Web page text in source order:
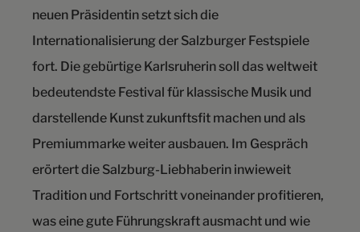
neuen Präsidentin setzt sich die
Internationalisierung der Salzburger Festspiele
fort. Die gebürtige Karlsruherin soll das weltweit
bedeutendste Festival für klassische Musik und
darstellende Kunst zukunftsfit machen und als
Premiummarke weiter ausbauen. Im Gespräch
erörtert die Salzburg-Liebhaberin inwieweit
Tradition und Fortschritt voneinander profitieren,
was eine gute Führungskraft ausmacht und wie